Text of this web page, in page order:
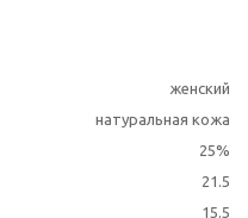
женский
натуральная кожа
25%
21.5
15.5